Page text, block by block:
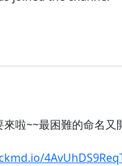
啦~~最困難的命名又